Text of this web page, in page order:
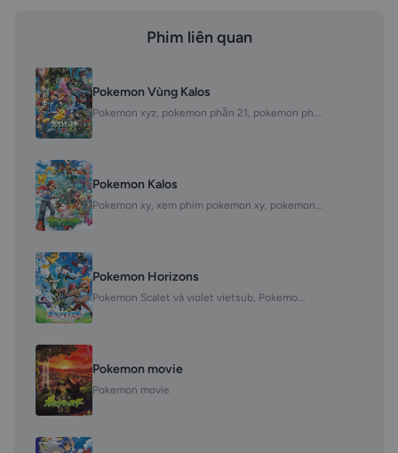
Phim liên quan
Pokemon Vùng Kalos
Pokemon xyz, pokemon phần 21, pokemon ph...
Pokemon Kalos
Pokemon xy, xem phim pokemon xy, pokemon...
Pokemon Horizons
Pokemon Scalet và violet vietsub, Pokemo...
Pokemon movie
Pokemon movie